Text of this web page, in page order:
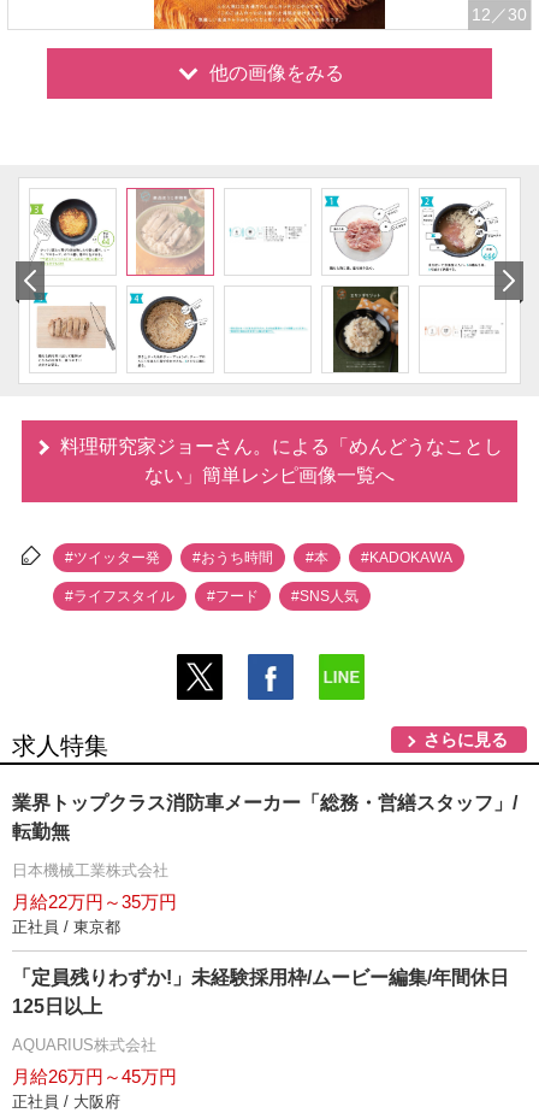
12 ／30
他の画像をみる
料理研究家ジョーさん。による「めんどうなことし
ない」簡単レシピ画像一覧へ
#ツイッター発 #おうち時間 #本 #KADOKAWA
#ライフスタイル #フード #SNS人気
求人特集 さらに見る
業界トップクラス消防車メーカー「総務・営繕スタッフ」/
転勤無
日本機械工業株式会社
月給22万円～35万円
正社員 / 東京都
「定員残りわずか!」未経験採用枠/ムービー編集/年間休日
125日以上
AQUARIUS株式会社
月給26万円～45万円
正社員 / 大阪府